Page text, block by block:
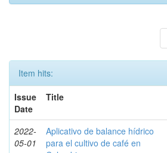
Item hits:
Issue
Date
Title
2022-
05-01
Aplicativo de balance hídrico
para el cultivo de café en